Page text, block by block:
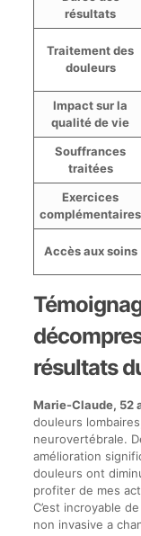
résultats
Traitement des
douleurs
Impact sur la
qualité de vie
Souffrances
traitées
Exercices
complémentaires
Accès aux soins
résultats
Marie-Claude, 52
douleurs
neurovertébrale.
amélioration
douleurs ont
profiter de mes
C’est incroyable
non invasive a